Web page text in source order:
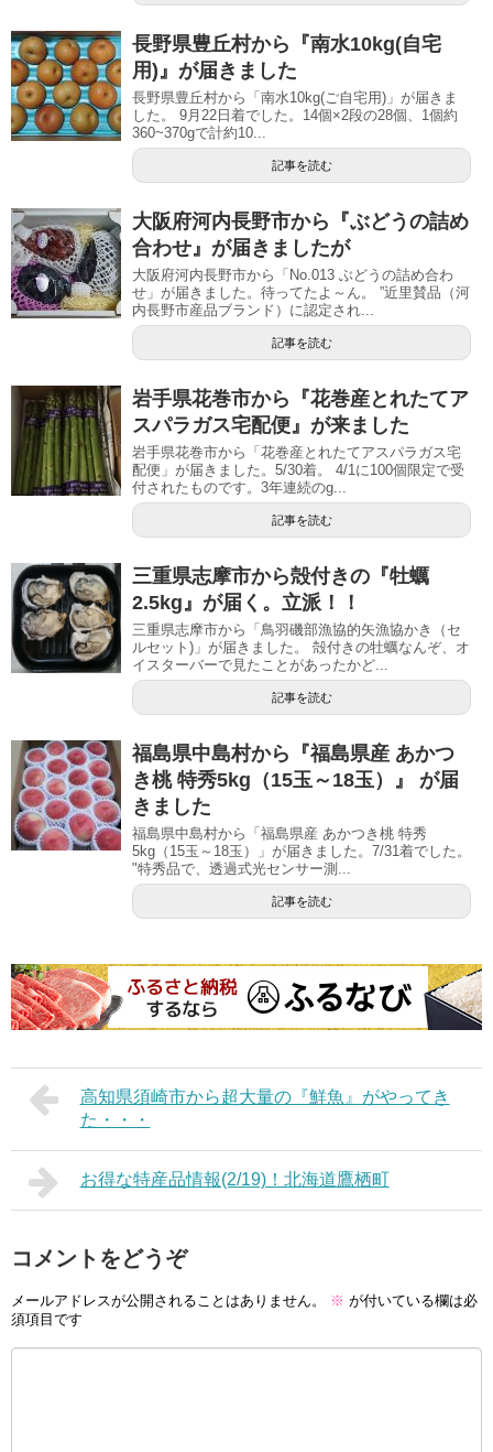
長野県豊丘村から『南水10kg(自宅
用)』が届きました
長野県豊丘村から「南水10kg(ご自宅用)」が届きま
した。 9月22日着でした。14個×2段の28個、1個約
360~370gで計約10...
記事を読む
大阪府河内長野市から『ぶどうの詰め
合わせ』が届きましたが
大阪府河内長野市から「No.013 ぶどうの詰め合わ
せ」が届きました。待ってたよ～ん。 ”近里賛品（河
内長野市産品ブランド）に認定され...
記事を読む
岩手県花巻市から『花巻産とれたてア
スパラガス宅配便』が来ました
岩手県花巻市から「花巻産とれたてアスパラガス宅
配便」が届きました。5/30着。 4/1に100個限定で受
付されたものです。3年連続のg...
記事を読む
三重県志摩市から殻付きの『牡蠣
2.5kg』が届く。立派！！
三重県志摩市から「鳥羽磯部漁協的矢漁協かき（セ
ルセット)」が届きました。 殻付きの牡蠣なんぞ、オ
イスターバーで見たことがあったかど...
記事を読む
福島県中島村から『福島県産 あかつ
き桃 特秀5kg（15玉～18玉）』 が届
きました
福島県中島村から「福島県産 あかつき桃 特秀
5kg（15玉～18玉）」が届きました。7/31着でした。
"特秀品で、透過式光センサー測...
記事を読む
高知県須崎市から超大量の『鮮魚』がやってき
た・・・
お得な特産品情報(2/19)！北海道鷹栖町
コメントをどうぞ
メールアドレスが公開されることはありません。 ※ が付いている欄は必
須項目です